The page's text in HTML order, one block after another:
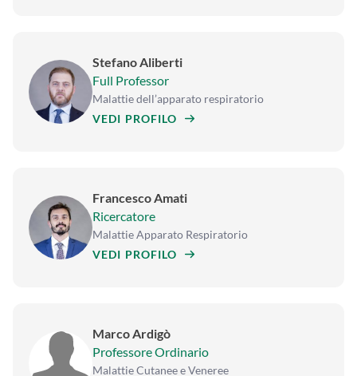
Stefano Aliberti
Full Professor
Malattie dell’apparato respiratorio
VEDI PROFILO
Francesco Amati
Ricercatore
Malattie Apparato Respiratorio
VEDI PROFILO
Marco Ardigò
Professore Ordinario
Malattie Cutanee e Veneree